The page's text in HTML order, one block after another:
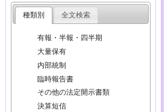
種類別 全文検索
有報・半報・四半期
大量保有
内部統制
臨時報告書
その他の法定開示書類
決算短信